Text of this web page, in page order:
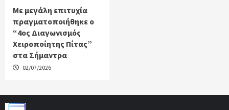
Με μεγάλη επιτυχία
πραγματοποιήθηκε ο
“4ος Διαγωνισμός
Χειροποίητης Πίτας”
στα Σήμαντρα
02/07/2026